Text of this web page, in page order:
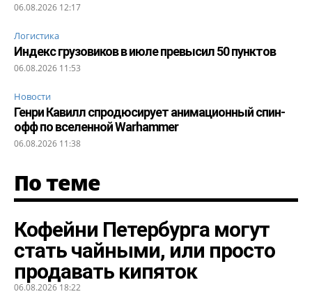
06.08.2026 12:17
Логистика
Индекс грузовиков в июле превысил 50 пунктов
06.08.2026 11:53
Новости
Генри Кавилл спродюсирует анимационный спин-
офф по вселенной Warhammer
06.08.2026 11:38
По теме
Кофейни Петербурга могут
стать чайными, или просто
продавать кипяток
06.08.2026 18:22